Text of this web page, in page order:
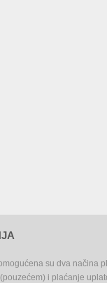
su dva načina
i plaćanje